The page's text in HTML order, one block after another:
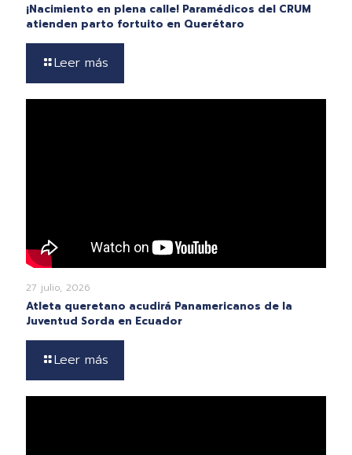
¡Nacimiento en plena calle! Paramédicos del CRUM
atienden parto fortuito en Querétaro
Leer más
27 julio, 2026
Atleta queretano acudirá Panamericanos de la
Juventud Sorda en Ecuador
Leer más